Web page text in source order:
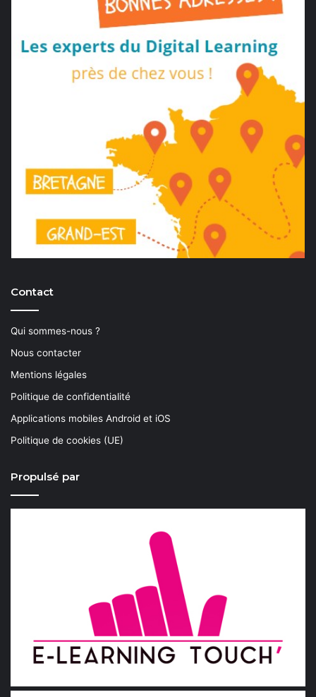
Contact
Qui sommes-nous ?
Nous contacter
Mentions légales
Politique de confidentialité
Applications mobiles Android et iOS
Politique de cookies (UE)
Propulsé par